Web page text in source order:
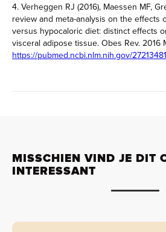
4. Verheggen RJ (2016), Maessen MF,
review and meta-analysis on the effects
versus hypocaloric diet: distinct effects
visceral adipose tissue. Obes Rev. 2016
https://pubmed.ncbi.nlm.nih.gov/
MISSCHIEN VIND JE DIT
INTERESSANT